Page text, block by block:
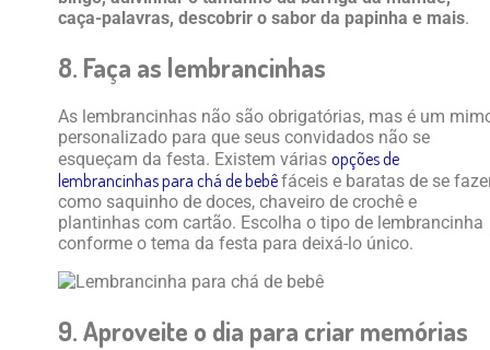
caça-palavras, descobrir o sabor da papinha e mais.
8. Faça as lembrancinhas
As lembrancinhas não são obrigatórias, mas é um
personalizado para que seus convidados não se
esqueçam da festa. Existem várias opções de
lembrancinhas para chá de bebêfáceis e baratas de se
como saquinho de doces, chaveiro de crochê e
plantinhas com cartão. Escolha o tipo de lembrancinha
conforme o tema da festa para deixá-lo único.
9. Aproveite o dia para criar memórias